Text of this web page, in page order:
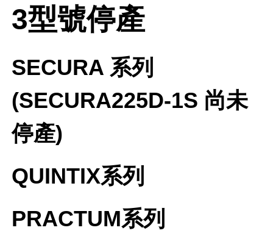
3型號停產
SECURA 系列
(SECURA225D-1S 尚未
停產)
QUINTIX系列
PRACTUM系列